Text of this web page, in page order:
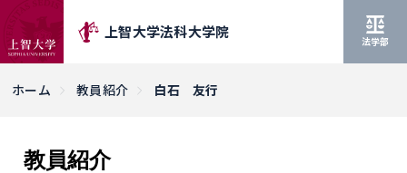
上智大学法科大学院 法学部
ホーム 教員紹介 白石 友行
教員紹介